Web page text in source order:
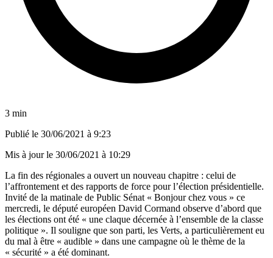
3 min
Publié le 30/06/2021 à 9:23
Mis à jour le 30/06/2021 à 10:29
La fin des régionales a ouvert un nouveau chapitre : celui de
l’affrontement et des rapports de force pour l’élection présidentielle.
Invité de la matinale de Public Sénat « Bonjour chez vous » ce
mercredi, le député européen David Cormand observe d’abord que
les élections ont été « une claque décernée à l’ensemble de la classe
politique ». Il souligne que son parti, les Verts, a particulièrement eu
du mal à être « audible » dans une campagne où le thème de la
« sécurité » a été dominant.